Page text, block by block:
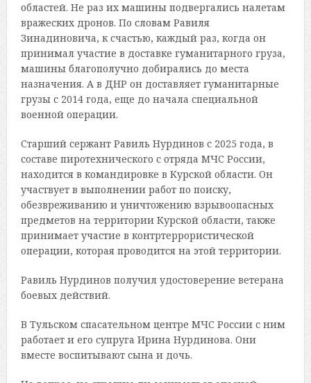
областей. Не раз их машины подвергались налетам
вражеских дронов. По словам Равиля
Зинадиновича, к счастью, каждый раз, когда он
принимал участие в доставке гуманитарного груза,
машины благополучно добирались до места
назначения. А в ДНР он доставляет гуманитарные
грузы с 2014 года, еще до начала специальной
военной операции.
Старший сержант Равиль Нурдинов с 2025 года, в
составе пиротехнического с отряда МЧС России,
находится в командировке в Курской области. Он
участвует в выполнении работ по поиску,
обезвреживанию и уничтожению взрывоопасных
предметов на территории Курской области, также
принимает участие в контртеррористической
операции, которая проводится на этой территории.
Равиль Нурдинов получил удостоверение ветерана
боевых действий.
В Тульском спасательном центре МЧС России с ним
работает и его супруга Ирина Нурдинова. Они
вместе воспитывают сына и дочь.